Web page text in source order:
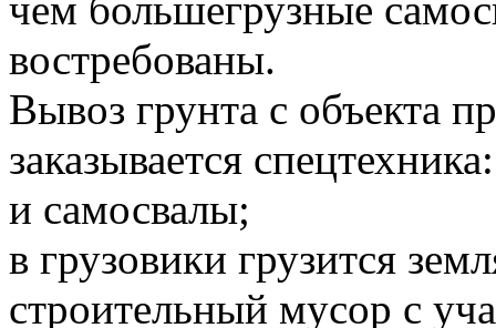
чем большегрузные
востребованы.
Вывоз грунта с объекта
заказывается
и самосвалы;
в грузовики грузится
строительный мусор с